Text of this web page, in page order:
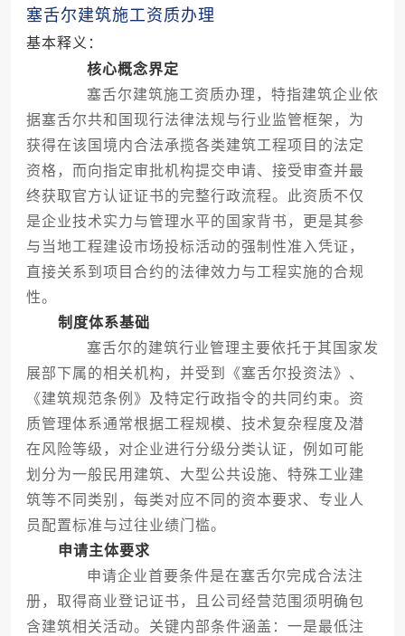
塞舌尔建筑施工资质办理
基本释义：
核心概念界定
塞舌尔建筑施工资质办理，特指建筑企业依
据塞舌尔共和国现行法律法规与行业监管框架，为
获得在该国境内合法承揽各类建筑工程项目的法定
资格，而向指定审批机构提交申请、接受审查并最
终获取官方认证证书的完整行政流程。此资质不仅
是企业技术实力与管理水平的国家背书，更是其参
与当地工程建设市场投标活动的强制性准入凭证，
直接关系到项目合约的法律效力与工程实施的合规
性。
制度体系基础
塞舌尔的建筑行业管理主要依托于其国家发
展部下属的相关机构，并受到《塞舌尔投资法》、
《建筑规范条例》及特定行政指令的共同约束。资
质管理体系通常根据工程规模、技术复杂程度及潜
在风险等级，对企业进行分级分类认证，例如可能
划分为一般民用建筑、大型公共设施、特殊工业建
筑等不同类别，每类对应不同的资本要求、专业人
员配置标准与过往业绩门槛。
申请主体要求
申请企业首要条件是在塞舌尔完成合法注
册，取得商业登记证书，且公司经营范围须明确包
含建筑相关活动。关键内部条件涵盖：一是最低注